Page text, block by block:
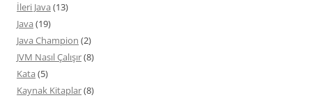
İleri Java (13)
Java (19)
Java Champion (2)
JVM Nasıl Çalışır(8)
Kata (5)
Kaynak Kitaplar(8)